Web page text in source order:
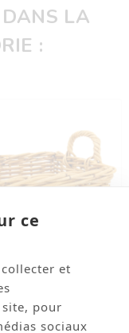
LA
:
Carrée En Poelet
Avec 2 Anses 23
ce
et
pour
sociaux